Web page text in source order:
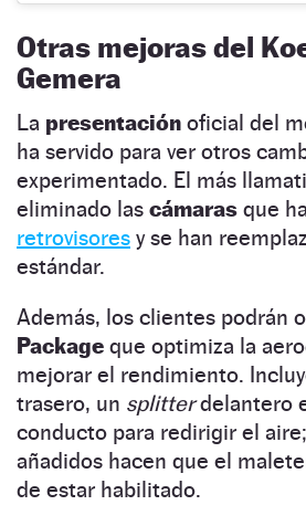
Otras mejoras del
Gemera
La presentación oficial del
ha servido para ver otros
experimentado. El más
eliminado las cámaras que
retrovisores y se han
estándar.
Además, los clientes podrán
Package que optimiza la
mejorar el rendimiento.
trasero, un splitterdelantero
conducto para redirigir el
añadidos hacen que el
de estar habilitado.